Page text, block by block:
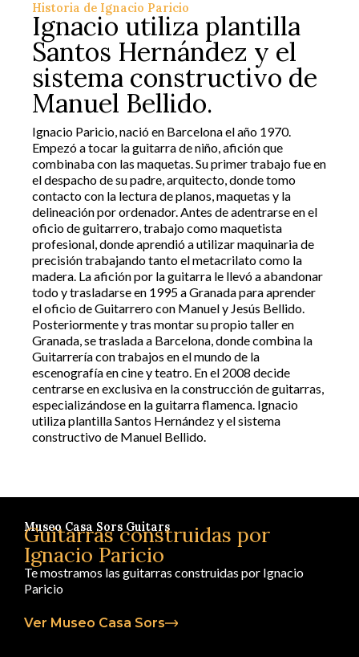
Historia de Ignacio Paricio
Ignacio utiliza plantilla
Santos Hernández y el
sistema constructivo de
Manuel Bellido.
Ignacio Paricio, nació en Barcelona el año 1970.
Empezó a tocar la guitarra de niño, afición que
combinaba con las maquetas. Su primer trabajo fue en
el despacho de su padre, arquitecto, donde tomo
contacto con la lectura de planos, maquetas y la
delineación por ordenador. Antes de adentrarse en el
oficio de guitarrero, trabajo como maquetista
profesional, donde aprendió a utilizar maquinaria de
precisión trabajando tanto el metacrilato como la
madera. La afición por la guitarra le llevó a abandonar
todo y trasladarse en 1995 a Granada para aprender
el oficio de Guitarrero con Manuel y Jesús Bellido.
Posteriormente y tras montar su propio taller en
Granada, se traslada a Barcelona, donde combina la
Guitarrería con trabajos en el mundo de la
escenografía en cine y teatro. En el 2008 decide
centrarse en exclusiva en la construcción de guitarras,
especializándose en la guitarra flamenca. Ignacio
utiliza plantilla Santos Hernández y el sistema
constructivo de Manuel Bellido.
Museo Casa Sors Guitars
Guitarras construidas por
Ignacio Paricio
Te mostramos las guitarras construidas por Ignacio
Paricio
Ver Museo Casa Sors